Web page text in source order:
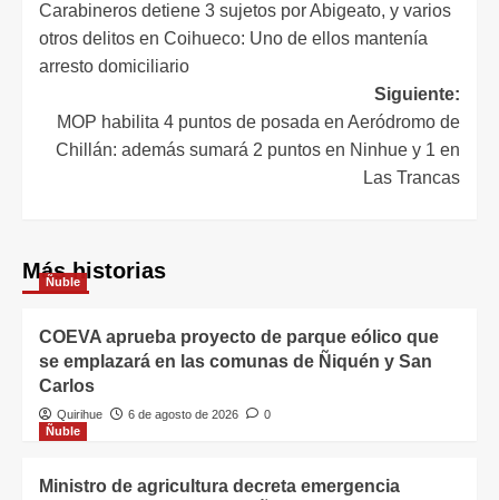
Carabineros detiene 3 sujetos por Abigeato, y varios
otros delitos en Coihueco: Uno de ellos mantenía
arresto domiciliario
Siguiente:
MOP habilita 4 puntos de posada en Aeródromo de
Chillán: además sumará 2 puntos en Ninhue y 1 en
Las Trancas
Más historias
Ñuble
COEVA aprueba proyecto de parque eólico que
se emplazará en las comunas de Ñiquén y San
Carlos
Quirihue 6 de agosto de 2026
0
Ñuble
Ministro de agricultura decreta emergencia